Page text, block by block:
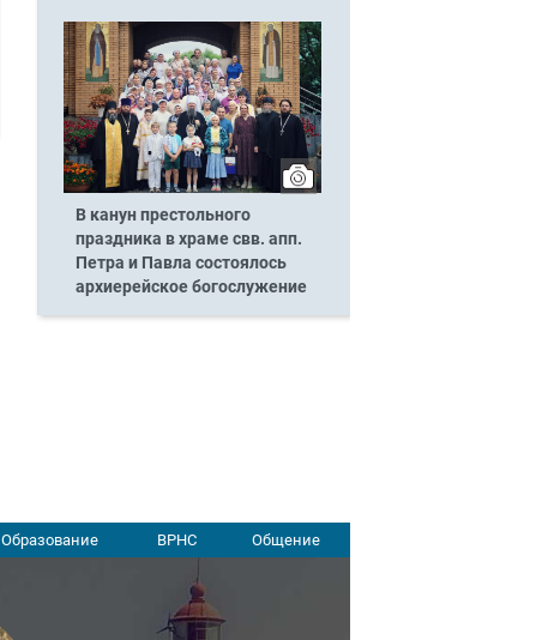
В канун престольного
праздника в храме свв. апп.
Петра и Павла состоялось
архиерейское богослужение
Образование ВРНС Общение